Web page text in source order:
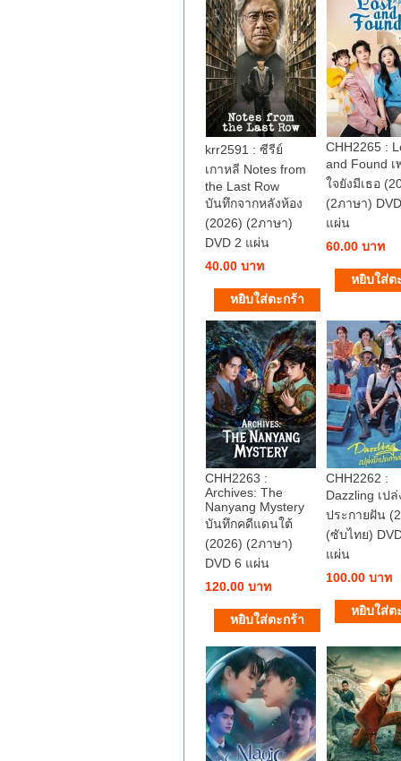
krr2591 : ซีรีย์
เกาหลี Notes from
the Last Row
บันทึกจากหลังห้อง
(2026) (2ภาษา)
DVD 2 แผ่น
40.00 บาท
CHH2265 :
and Found เ
ใจยังมีเธอ
(2ภาษา)
แผ่น
60.00 บาท
CHH2263 :
Archives: The
Nanyang Mystery
บันทึกคดีแดนใต้
(2026) (2ภาษา)
DVD 6 แผ่น
120.00 บาท
CHH2262 :
Dazzling เปล่
ประกายฝัน
(ซับไทย)
แผ่น
100.00 บาท